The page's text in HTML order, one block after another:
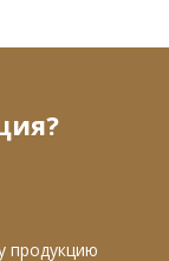
продукцию